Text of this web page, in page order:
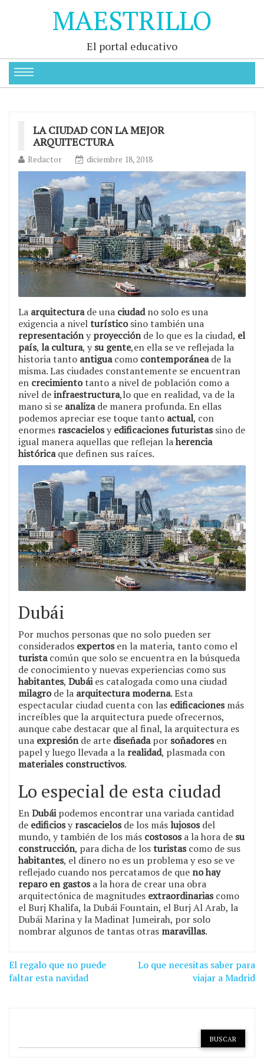
MAESTRILLO
El portal educativo
LA CIUDAD CON LA MEJOR
ARQUITECTURA
Redactor diciembre 18, 2018
La arquitecturade una ciudadno solo es una
exigencia a nivelturísticosino también una
representacióny proyecciónde lo que es la ciudad, el
país, la cultura, y su gente,en ella se ve reflejada la
historia tanto antiguacomo contemporáneade la
misma. Las ciudades constantemente se encuentran
en crecimientotanto a nivel de población como a
nivel deinfraestructura,lo que en realidad, va de la
mano si se analizade manera profunda. En ellas
podemos apreciar ese toque tanto actual, con
enormes rascacielosy edificaciones futuristassino de
igual manera aquellas que reflejan laherencia
históricaque definen sus raíces.
Dubái
Por muchos personas que no solo pueden ser
considerados expertosen la materia, tanto como el
turistacomún que solo se encuentra en la búsqueda
de conocimiento y nuevas experiencias como sus
habitantes, Dubáies catalogada como una ciudad
milagrode la arquitectura moderna. Esta
espectacular ciudad cuenta con las edificacionesmás
increíbles que la arquitectura puede ofrecernos,
aunque cabe destacar que al final, la arquitectura es
una expresiónde arte diseñadapor soñadoresen
papel y luego llevada a la realidad, plasmada con
materiales constructivos.
Lo especial de esta ciudad
EnDubáipodemos encontrar una variada cantidad
de edificiosy rascacielosde los máslujososdel
mundo, y también de los más costososa la hora de su
construcción, para dicha de losturistascomo de sus
habitantes, el dinero no es un problema y eso se ve
reflejado cuando nos percatamos de que no hay
reparo en gastosa la hora de crear una obra
arquitectónica de magnitudes extraordinariascomo
el Burj Khalifa, la Dubái Fountain, el Burj Al Arab, la
Dubái Marina y la Madinat Jumeirah, por solo
nombrar algunos de tantas otras maravillas.
Navegación
de
El regalo que no puede
faltar esta navidad
Lo que necesitas saber para
viajar a Madrid